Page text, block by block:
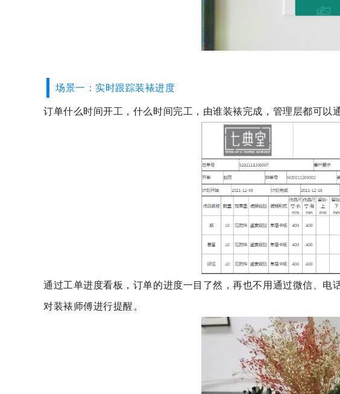
场景一：实时跟踪装裱进度
订单什么时间开工，什么时间完工，由谁装裱完成，管理层都可以
通过工单进度看板，订单的进度一目了然，再也不用通过微信、
对装裱师傅进行提醒。